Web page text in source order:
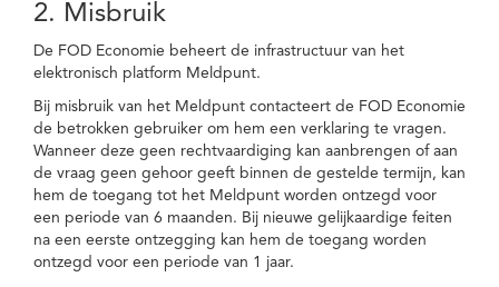
2. Misbruik
De FOD Economie beheert de infrastructuur van het
elektronisch platform Meldpunt.
Bij misbruik van het Meldpunt contacteert de FOD Economie
de betrokken gebruiker om hem een verklaring te vragen.
Wanneer deze geen rechtvaardiging kan aanbrengen of aan
de vraag geen gehoor geeft binnen de gestelde termijn, kan
hem de toegang tot het Meldpunt worden ontzegd voor
een periode van 6 maanden. Bij nieuwe gelijkaardige feiten
na een eerste ontzegging kan hem de toegang worden
ontzegd voor een periode van 1 jaar.